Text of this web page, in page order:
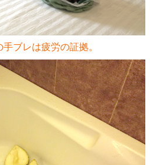
ブレは疲労の証拠。